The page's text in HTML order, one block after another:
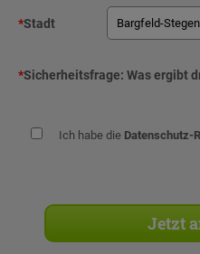
*Stadt
*Sicherheitsfrage: Was ergibt
Ich habe die Datenschutz-